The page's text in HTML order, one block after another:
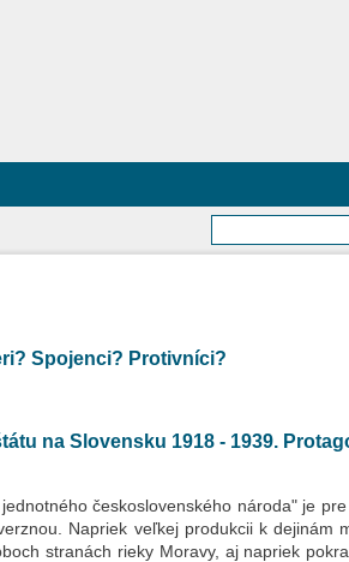
Search
Spojenci? Protivníci?
na Slovensku 1918 - 1939.
jednotného československého národa" je
Napriek veľkej produkcii k dejinám
stranách rieky Moravy, aj napriek